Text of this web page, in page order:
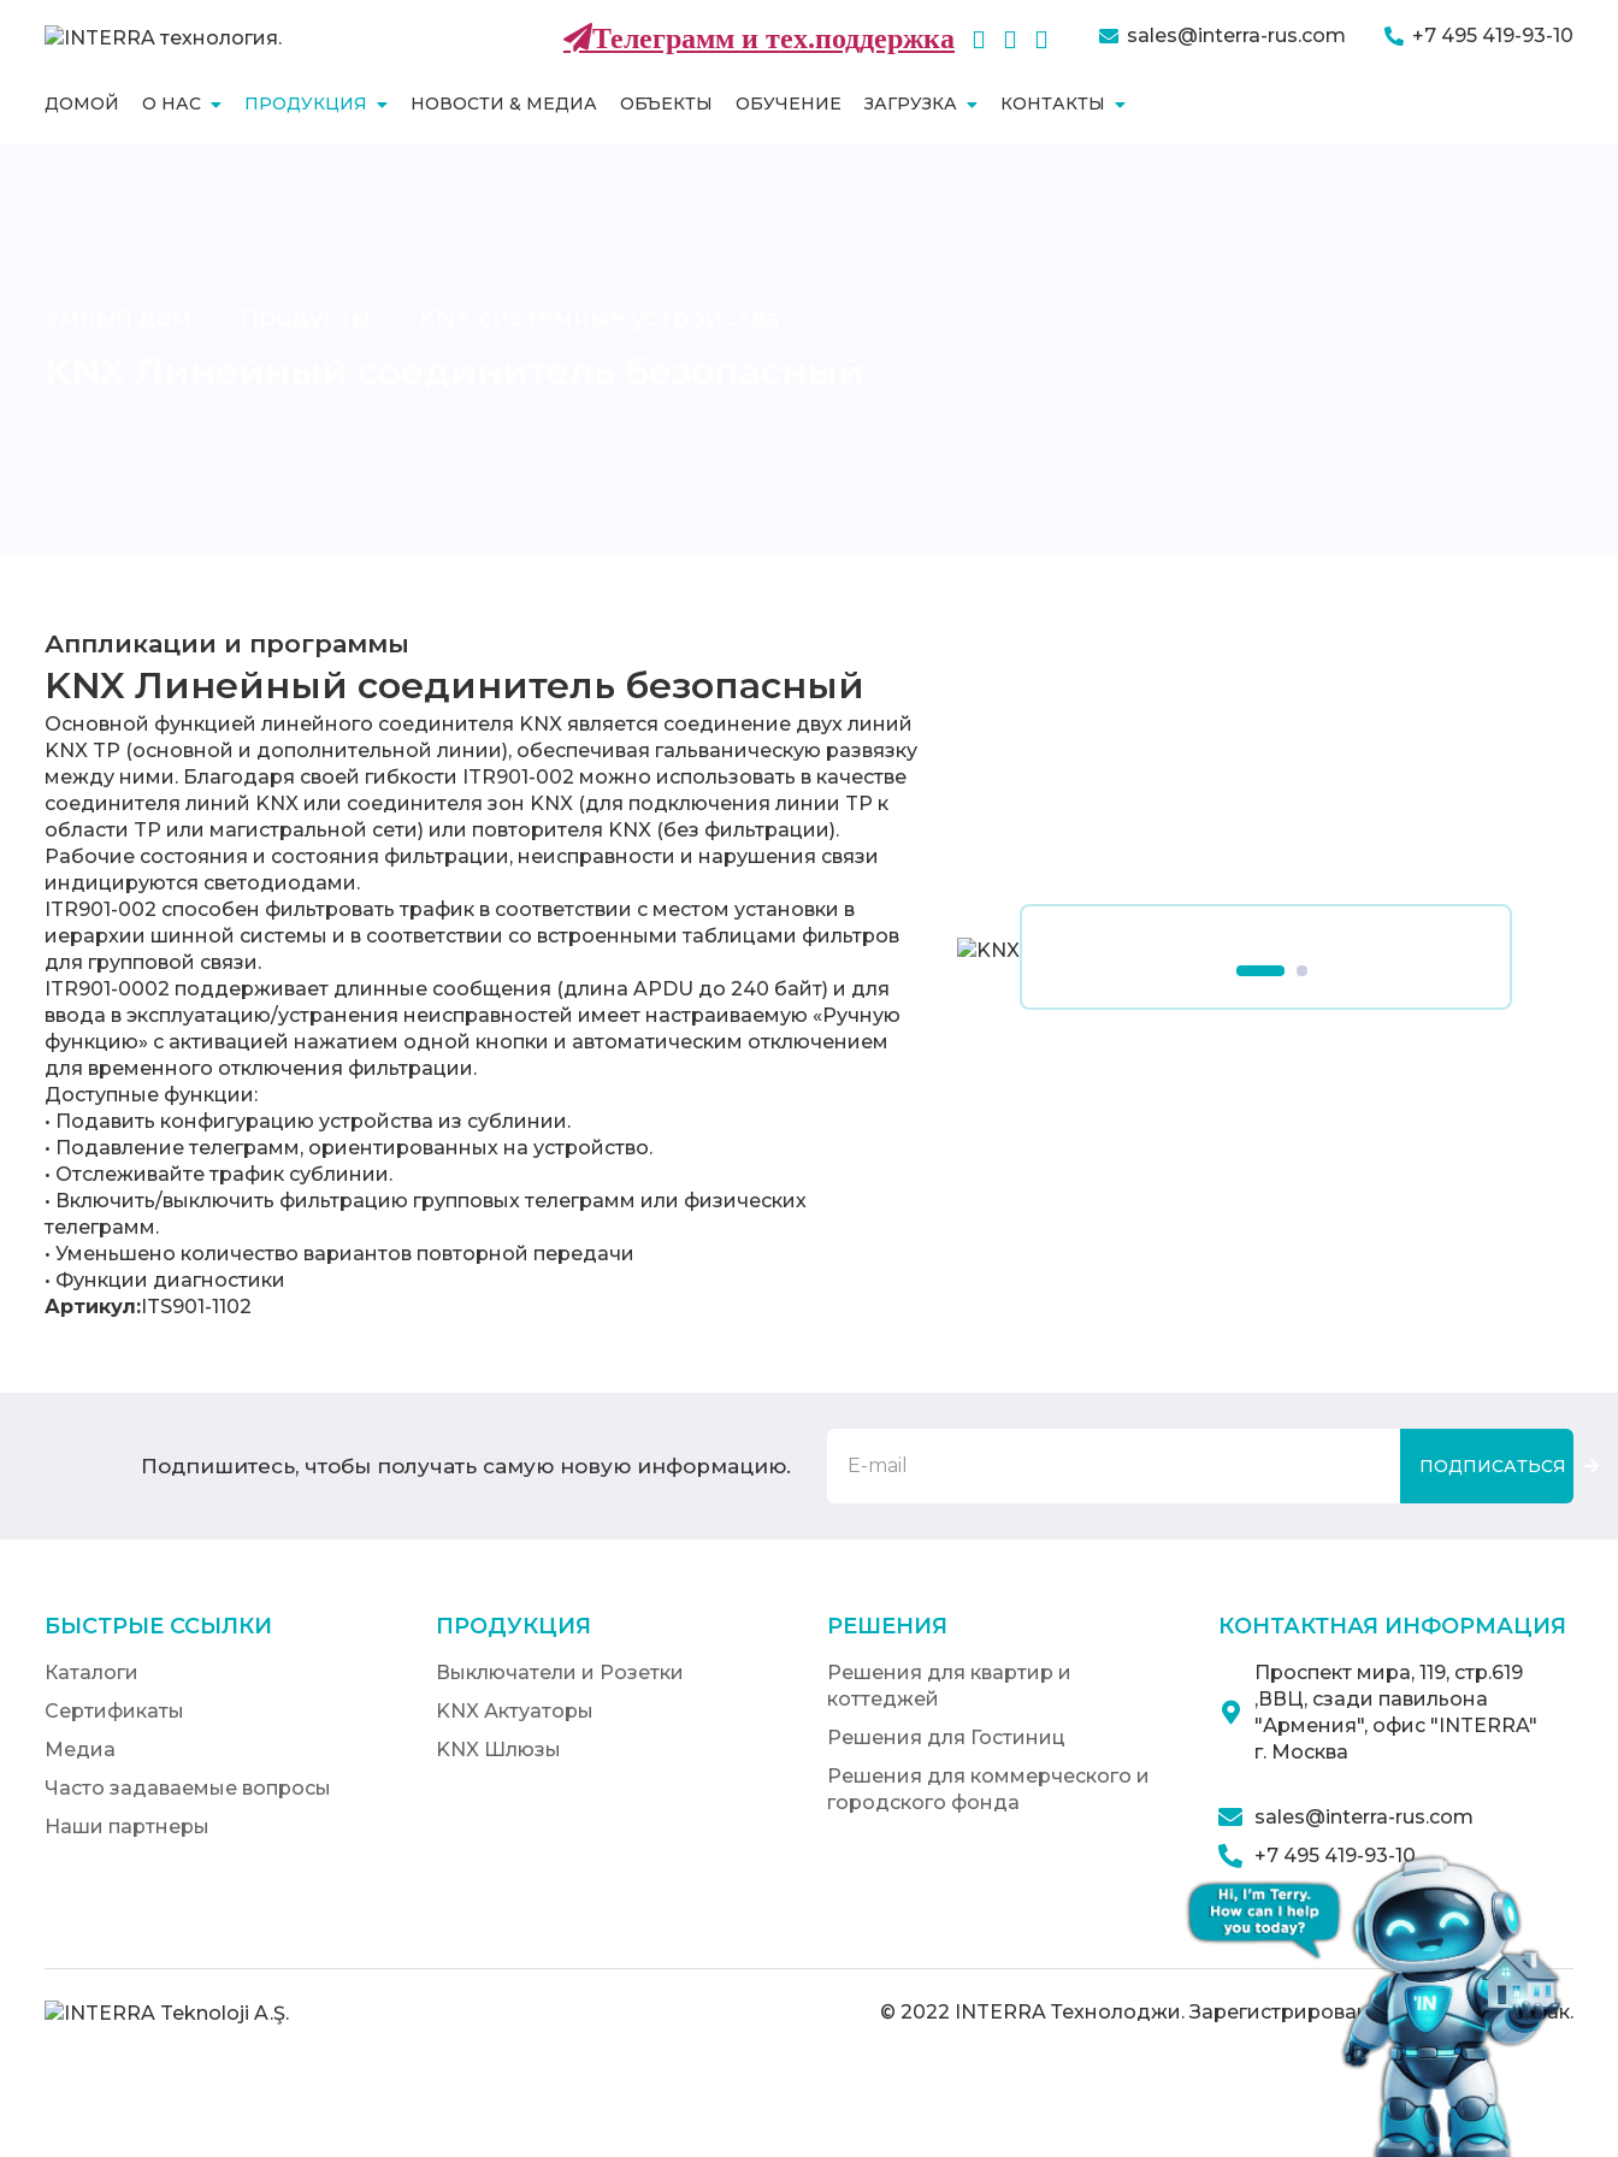
Телеграмм и тех.поддержка sales@interra-rus.com +7 495 419-93-10
ДОМОЙ О НАС ПРОДУКЦИЯ НОВОСТИ & МЕДИА ОБЪЕКТЫ ОБУЧЕНИЕ ЗАГРУЗКА КОНТАКТЫ
Аппликации и программы
KNX Линейный соединитель безопасный
Основной функцией линейного соединителя KNX является соединение двух линий
KNX TP (основной и дополнительной линии), обеспечивая гальваническую развязку
между ними. Благодаря своей гибкости ITR901-002 можно использовать в качестве
соединителя линий KNX или соединителя зон KNX (для подключения линии TP к
области TP или магистральной сети) или повторителя KNX (без фильтрации).
Рабочие состояния и состояния фильтрации, неисправности и нарушения связи
индицируются светодиодами.
ITR901-002 способен фильтровать трафик в соответствии с местом установки в
иерархии шинной системы и в соответствии со встроенными таблицами фильтров
для групповой связи.
ITR901-0002 поддерживает длинные сообщения (длина APDU до 240 байт) и для
ввода в эксплуатацию/устранения неисправностей имеет настраиваемую «Ручную
функцию» с активацией нажатием одной кнопки и автоматическим отключением
для временного отключения фильтрации.
Доступные функции:
• Подавить конфигурацию устройства из сублинии.
• Подавление телеграмм, ориентированных на устройство.
• Отслеживайте трафик сублинии.
• Включить/выключить фильтрацию групповых телеграмм или физических
телеграмм.
• Уменьшено количество вариантов повторной передачи
• Функции диагностики
Артикул:ITS901-1102
Подпишитесь, чтобы получать самую новую информацию. ПОДПИСАТЬСЯ
БЫСТРЫЕ ССЫЛКИ
Каталоги
Сертификаты
Медиа
Часто задаваемые вопросы
Наши партнеры
ПРОДУКЦИЯ
Выключатели и Розетки
KNX Актуаторы
KNX Шлюзы
РЕШЕНИЯ
Решения для квартир и
коттеджей
Решения для Гостиниц
Решения для коммерческого и
городского фонда
КОНТАКТНАЯ ИНФОРМАЦИЯ
Проспект мира, 119, стр.619
,ВВЦ, сзади павильона
"Армения", офис "INTERRA"
г. Москва
sales@interra-rus.com
+7 495 419-93-10
© 2022 INTERRA Технолоджи. Зарегистрированный товарный знак.